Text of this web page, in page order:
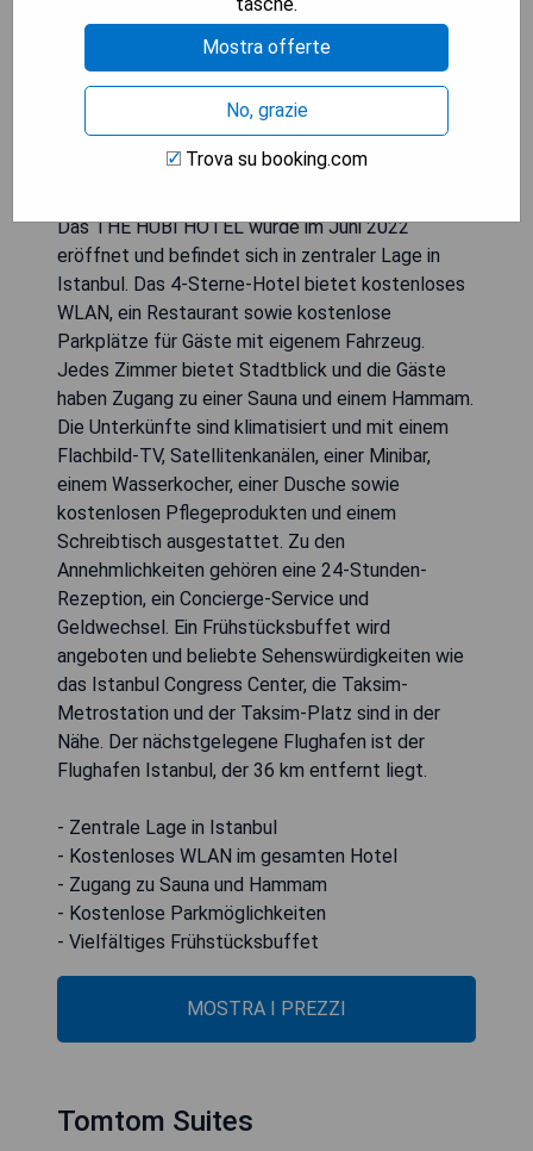
Das THE HUBİ HOTEL wurde im Juni 2022
eröffnet und befindet sich in zentraler Lage in
Istanbul. Das 4-Sterne-Hotel bietet kostenloses
WLAN, ein Restaurant sowie kostenlose
Parkplätze für Gäste mit eigenem Fahrzeug.
Jedes Zimmer bietet Stadtblick und die Gäste
haben Zugang zu einer Sauna und einem Hammam.
Die Unterkünfte sind klimatisiert und mit einem
Flachbild-TV, Satellitenkanälen, einer Minibar,
einem Wasserkocher, einer Dusche sowie
kostenlosen Pflegeprodukten und einem
Schreibtisch ausgestattet. Zu den
Annehmlichkeiten gehören eine 24-Stunden-
Rezeption, ein Concierge-Service und
Geldwechsel. Ein Frühstücksbuffet wird
angeboten und beliebte Sehenswürdigkeiten wie
das Istanbul Congress Center, die Taksim-
Metrostation und der Taksim-Platz sind in der
Nähe. Der nächstgelegene Flughafen ist der
Flughafen Istanbul, der 36 km entfernt liegt.
- Zentrale Lage in Istanbul
- Kostenloses WLAN im gesamten Hotel
- Zugang zu Sauna und Hammam
- Kostenlose Parkmöglichkeiten
- Vielfältiges Frühstücksbuffet
MOSTRA I PREZZI
Tomtom Suites
Mostra offerte
No, grazie
Trova su booking.com